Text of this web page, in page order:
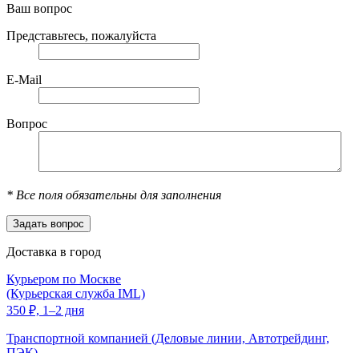
Ваш вопрос
Представьтесь, пожалуйста
E-Mail
Вопрос
* Все поля обязательны для заполнения
Доставка в город
Курьером по Москве
(Курьерская служба IML)
350 ₽, 1–2 дня
Транспортной компанией (Деловые линии, Автотрейдинг,